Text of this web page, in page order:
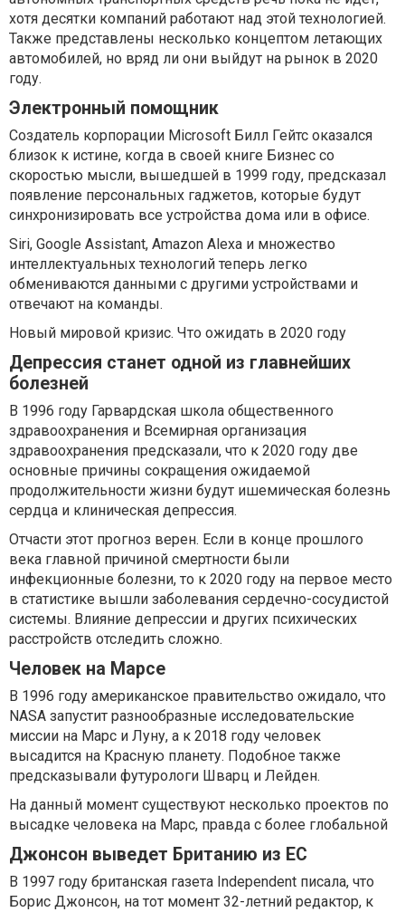
хотя десятки компаний работают над этой технологией.
Также представлены несколько концептом летающих
автомобилей, но вряд ли они выйдут на рынок в 2020
году.
Электронный помощник
Создатель корпорации Microsoft Билл Гейтс оказался
близок к истине, когда в своей книге Бизнес cо
скоростью мысли, вышедшей в 1999 году, предсказал
появление персональных гаджетов, которые будут
синхронизировать все устройства дома или в офисе.
Siri, Google Assistant, Amazon Alexa и множество
интеллектуальных технологий теперь легко
обмениваются данными с другими устройствами и
отвечают на команды.
Новый мировой кризис. Что ожидать в 2020 году
Депрессия станет одной из главнейших
болезней
В 1996 году Гарвардская школа общественного
здравоохранения и Всемирная организация
здравоохранения предсказали, что к 2020 году две
основные причины сокращения ожидаемой
продолжительности жизни будут ишемическая болезнь
сердца и клиническая депрессия.
Отчасти этот прогноз верен. Если в конце прошлого
века главной причиной смертности были
инфекционные болезни, то к 2020 году на первое место
в статистике вышли заболевания сердечно-сосудистой
системы. Влияние депрессии и других психических
расстройств отследить сложно.
Человек на Марсе
В 1996 году американское правительство ожидало, что
NASA запустит разнообразные исследовательские
миссии на Марс и Луну, а к 2018 году человек
высадится на Красную планету. Подобное также
предсказывали футурологи Шварц и Лейден.
На данный момент существуют несколько проектов по
высадке человека на Марс, правда с более глобальной
Джонсон выведет Британию из ЕС
В 1997 году британская газета Independent писала, что
Борис Джонсон, на тот момент 32-летний редактор, к